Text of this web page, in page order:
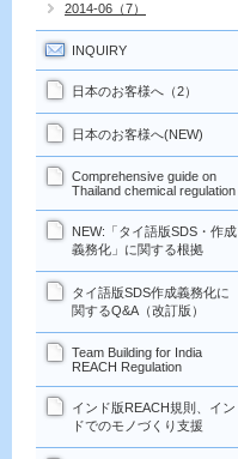
2014-06（7）
INQUIRY
日本のお客様へ（2）
日本のお客様へ(NEW)
Comprehensive guide on
Thailand chemical regulation
NEW:「タイ語版SDS・作成
義務化」に関する根拠
タイ語版SDS作成義務化に
関するQ&A（改訂版）
Team Building for India
REACH Regulation
インド版REACH規則、イン
ドでのモノづくり支援